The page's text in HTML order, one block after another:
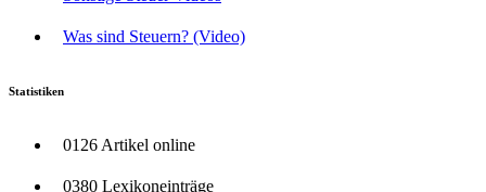
Was sind Steuern? (Video)
Statistiken
0126 Artikel online
0380 Lexikoneinträge